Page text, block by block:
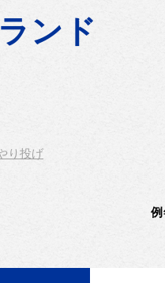
ンド
り投げ